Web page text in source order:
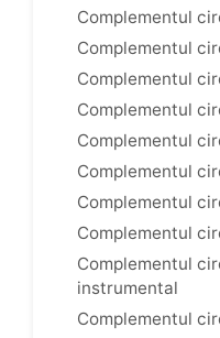
Complementul
Complementul
Complementul
Complementul
Complementul
Complementul
Complementul
Complementul
Complementul
instrumental
Complementul